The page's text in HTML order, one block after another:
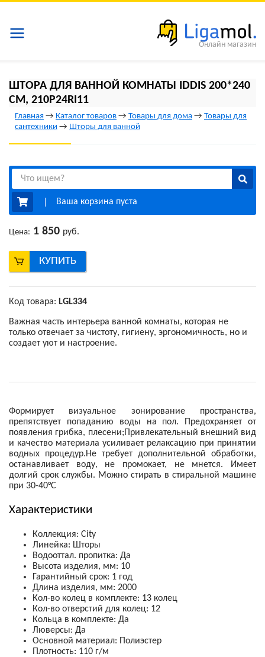
ШТОРА ДЛЯ ВАННОЙ КОМНАТЫ IDDIS 200*240
СМ, 210P24RI11
Главная → Каталог товаров → Товары для дома → Товары для
сантехники → Шторы для ванной
Ваша корзина пуста
Цена: 1 850 руб.
КУПИТЬ
Код товара: LGL334
Важная часть интерьера ванной комнаты, которая не
только отвечает за чистоту, гигиену, эргономичность, но и
создает уют и настроение.
Формирует визуальное зонирование пространства,
препятствует попаданию воды на пол. Предохраняет от
появления грибка, плесени;Привлекательный внешний вид
и качество материала усиливает релаксацию при принятии
водных процедур.Не требует дополнительной обработки,
останавливает воду, не промокает, не мнется. Имеет
долгий срок службы. Можно стирать в стиральной машине
при 30-40°С
Характеристики
Коллекция: City
Линейка: Шторы
Водооттал. пропитка: Да
Высота изделия, мм: 10
Гарантийный срок: 1 год
Длина изделия, мм: 2000
Кол-во колец в комплекте: 13 колец
Кол-во отверстий для колец: 12
Кольца в комплекте: Да
Люверсы: Да
Основной материал: Полиэстер
Плотность: 110 г/м
Онлайн магазин